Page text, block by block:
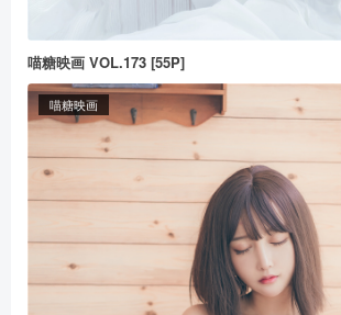
喵糖映画 VOL.173 [55P]
喵糖映画